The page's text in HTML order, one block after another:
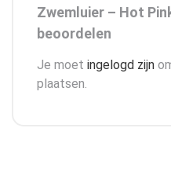
Zwemluier – Hot
beoordelen
Je moet ingelogd zijn
plaatsen.